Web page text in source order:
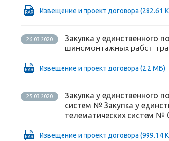
Извещение и проект договора (282.61
26.03.2020
Закупка у единственного
шиномонтажных работ
Извещение и проект договора (2.2 МБ)
25.03.2020
Закупка у единственного
систем № Закупка у
телематических систем №
Извещение и проект договора (999.14